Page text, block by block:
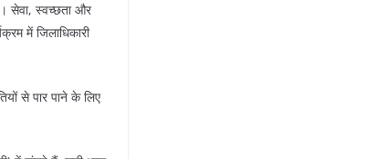
सेवा, स्वच्छता और
में जिलाधिकारी
से पार पाने के लिए